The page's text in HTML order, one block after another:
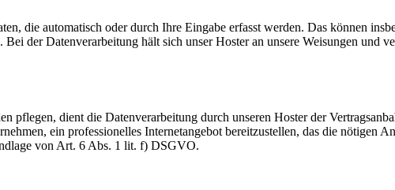
die automatisch oder durch Ihre Eingabe erfasst werden. Das können
der Datenverarbeitung hält sich unser Hoster an unsere Weisungen und
pflegen, dient die Datenverarbeitung durch unseren Hoster der
ein professionelles Internetangebot bereitzustellen, das die nötigen
von Art. 6 Abs. 1 lit. f) DSGVO.